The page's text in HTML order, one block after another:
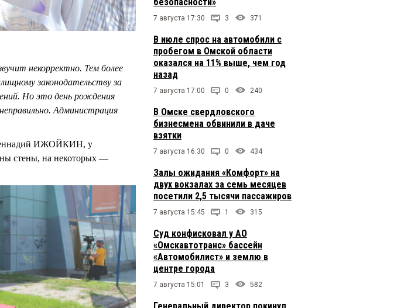
некорректно. Тем более
законодательству за
Но это день рождения
Администрация
Геннадий ИЖОЙКИН, у
стены, на некоторых —
7 августа 17:30 3 371
В июле спрос на автомобили с
пробегом в Омской области
оказался на 11% выше, чем год
назад
7 августа 17:00 0 240
В Омске свердловского
бизнесмена обвинили в даче
взятки
7 августа 16:30 0 434
Залы ожидания «Комфорт» на
двух вокзалах за семь месяцев
посетили 2,5 тысячи пассажиров
7 августа 15:45 1 315
Суд конфисковал у АО
«Омскавтотранс» бассейн
«Автомобилист» и землю в
центре города
7 августа 15:01 3 582